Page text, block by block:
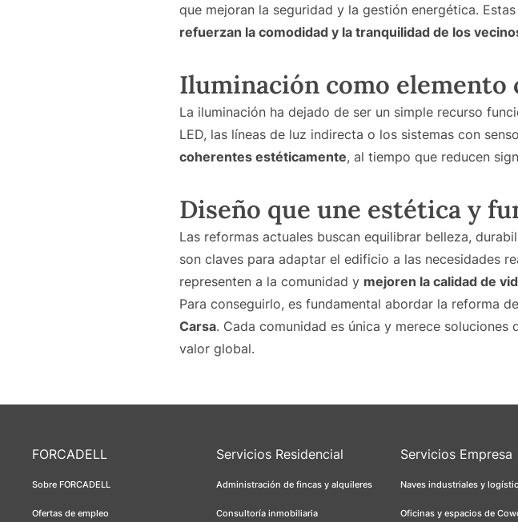
que mejoran la seguridad y la gestión energética.
refuerzan la comodidad y la tranquilidad de los
Iluminación como elemento
La iluminación ha dejado de ser un simple recurso
LED, las líneas de luz indirecta o los sistemas con
coherentes estéticamente, al tiempo que reducen
Diseño que une estética y
Las reformas actuales buscan equilibrar belleza,
son claves para adaptar el edificio a las necesidades
representen a la comunidad y mejoren la calidad de
Para conseguirlo, es fundamental abordar la reforma
Carsa. Cada comunidad es única y merece
valor global.
FORCADELL
Sobre FORCADELL
Ofertas de empleo
Servicios Residencial
Administración de fincas y alquileres
Consultoría inmobiliaria
Servicios Empresa
Naves industriales y
Oficinas y espacios de